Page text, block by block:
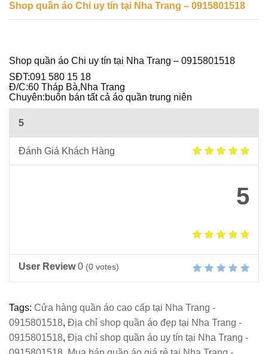
H
G
T
Ô
I
Shop quần áo Chi uy tín tại Nha Trang – 0915801518
Shop quần áo Chi uy tín tại Nha Trang – 0915801518
SĐT:091 580 15 18
Đ/C:60 Tháp Bà,Nha Trang
Chuyên:buôn bán tất cả áo quần trung niên
5
Đánh Giá Khách Hàng
5
User Review 0 (0 votes)
Tags: Cửa hàng quần áo cao cấp tại Nha Trang -
0915801518, Địa chỉ shop quần áo đẹp tại Nha Trang -
0915801518, Địa chỉ shop quần áo uy tín tại Nha Trang -